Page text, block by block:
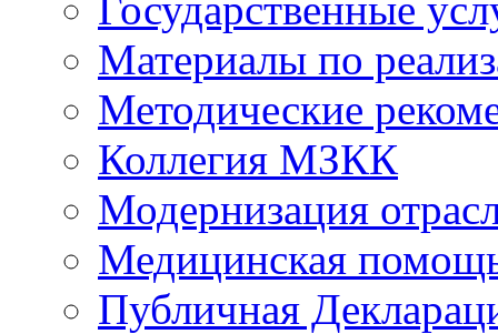
Материалы по
Методические
Коллегия МЗКК
Модернизация
Медицинская
Публичная